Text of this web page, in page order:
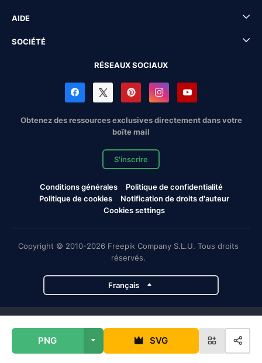
PNG SVG
AIDE
SOCIÉTÉ
RÉSEAUX SOCIAUX
Obtenez des ressources exclusives directement dans votre
boîte mail
S'inscrire
Conditions générales
Politique de confidentialité
Politique de cookies
Notification de droits d'auteur
Cookies settings
Copyright © 2010-2026 Freepik Company S.L.U. Tous droits
réservés.
Français